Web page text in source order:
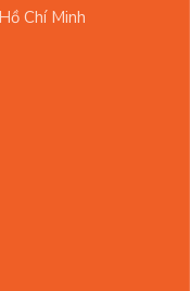
Chí Minh